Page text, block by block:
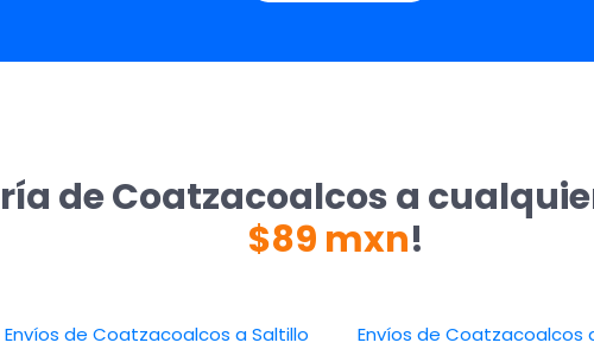
de Coatzacoalcos a
$89 mxn!
Envíos de Coatzacoalcos a Saltillo
Envíos de Coatzacoalcos a Los